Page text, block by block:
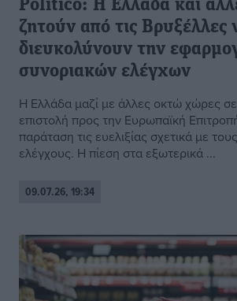
Politico: Η Ελλάδα και
ζητούν από τις Βρυξέλλες
διευκολύνουν την
συνοριακών ελέγχων
Η Ελλάδα μαζί με άλλες οκτώ χώρες
επιστολή προς την Ευρωπαϊκή
παράταση τις ευελιξίας σχετικά με
ελέγχους. Η πίεση στα εξωτερικά ...
09.07.26, 19:34